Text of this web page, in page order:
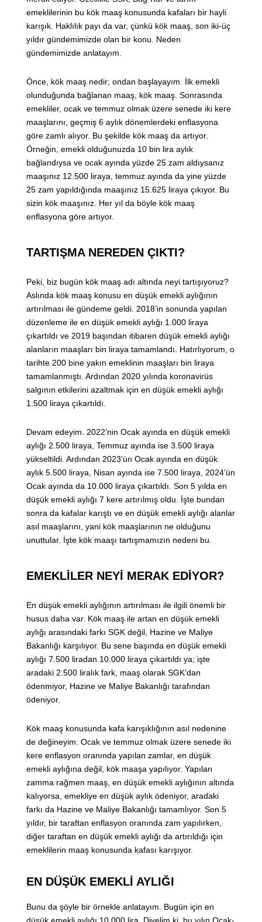
emeklilerinin bu kök maaş konusunda kafaları bir hayli
karışık. Haklılık payı da var, çünkü kök maaş, son iki-üç
yıldır gündemimizde olan bir konu. Neden
gündemimizde anlatayım.
Önce, kök maaş nedir; ondan başlayayım. İlk emekli
olunduğunda bağlanan maaş, kök maaş. Sonrasında
emekliler, ocak ve temmuz olmak üzere senede iki kere
maaşlarını, geçmiş 6 aylık dönemlerdeki enflasyona
göre zamlı alıyor. Bu şekilde kök maaş da artıyor.
Örneğin, emekli olduğunuzda 10 bin lira aylık
bağlandıysa ve ocak ayında yüzde 25 zam aldıysanız
maaşınız 12.500 liraya, temmuz ayında da yine yüzde
25 zam yapıldığında maaşınız 15.625 liraya çıkıyor. Bu
sizin kök maaşınız. Her yıl da böyle kök maaş
enflasyona göre artıyor.
TARTIŞMA NEREDEN ÇIKTI?
Peki, biz bugün kök maaş adı altında neyi tartışıyoruz?
Aslında kök maaş konusu en düşük emekli aylığının
artırılması ile gündeme geldi. 2018’in sonunda yapılan
düzenleme ile en düşük emekli aylığı 1.000 liraya
çıkartıldı ve 2019 başından itibaren düşük emekli aylığı
alanların maaşları bin liraya tamamlandı. Hatırlıyorum, o
tarihte 200 bine yakın emeklinin maaşları bin liraya
tamamlanmıştı. Ardından 2020 yılında koronavirüs
salgının etkilerini azaltmak için en düşük emekli aylığı
1.500 liraya çıkartıldı.
Devam edeyim. 2022’nin Ocak ayında en düşük emekli
aylığı 2.500 liraya, Temmuz ayında ise 3.500 liraya
yükseltildi. Ardından 2023’ün Ocak ayında en düşük
aylık 5.500 liraya, Nisan ayında ise 7.500 liraya, 2024’ün
Ocak ayında da 10.000 liraya çıkartıldı. Son 5 yılda en
düşük emekli aylığı 7 kere artırılmış oldu. İşte bundan
sonra da kafalar karıştı ve en düşük emekli aylığı alanlar
asıl maaşlarını, yani kök maaşlarının ne olduğunu
unuttular. İşte kök maaşı tartışmamızın nedeni bu.
EMEKLİLER NEYİ MERAK EDİYOR?
En düşük emekli aylığının artırılması ile ilgili önemli bir
husus daha var. Kök maaş ile artan en düşük emekli
aylığı arasındaki farkı SGK değil, Hazine ve Maliye
Bakanlığı karşılıyor. Bu sene başında en düşük emekli
aylığı 7.500 liradan 10.000 liraya çıkartıldı ya; işte
aradaki 2.500 liralık fark, maaş olarak SGK’dan
ödenmiyor, Hazine ve Maliye Bakanlığı tarafından
ödeniyor.
Kök maaş konusunda kafa karışıklığının asıl nedenine
de değineyim. Ocak ve temmuz olmak üzere senede iki
kere enflasyon oranında yapılan zamlar, en düşük
emekli aylığına değil, kök maaşa yapılıyor. Yapılan
zamma rağmen maaş, en düşük emekli aylığının altında
kalıyorsa, emekliye en düşük aylık ödeniyor, aradaki
farkı da Hazine ve Maliye Bakanlığı tamamlıyor. Son 5
yıldır, bir taraftan enflasyon oranında zam yapılırken,
diğer taraftan en düşük emekli aylığı da artırıldığı için
emeklilerin maaş konusunda kafası karışıyor.
EN DÜŞÜK EMEKLİ AYLIĞI
Bunu da şöyle bir örnekle anlatayım. Bugün için en